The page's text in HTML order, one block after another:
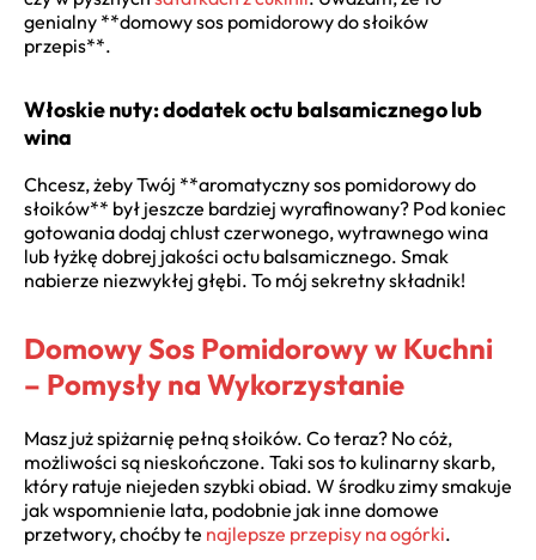
genialny **domowy sos pomidorowy do słoików
przepis**.
Włoskie nuty: dodatek octu balsamicznego lub
wina
Chcesz, żeby Twój **aromatyczny sos pomidorowy do
słoików** był jeszcze bardziej wyrafinowany? Pod koniec
gotowania dodaj chlust czerwonego, wytrawnego wina
lub łyżkę dobrej jakości octu balsamicznego. Smak
nabierze niezwykłej głębi. To mój sekretny składnik!
Domowy Sos Pomidorowy w Kuchni
– Pomysły na Wykorzystanie
Masz już spiżarnię pełną słoików. Co teraz? No cóż,
możliwości są nieskończone. Taki sos to kulinarny skarb,
który ratuje niejeden szybki obiad. W środku zimy smakuje
jak wspomnienie lata, podobnie jak inne domowe
przetwory, choćby te najlepsze przepisy na ogórki.